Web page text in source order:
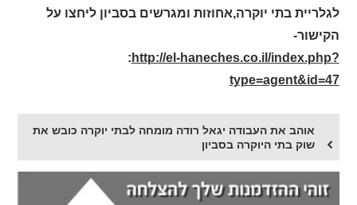
לגלריית בתי יוקרה,אחוזות ומגרשים בסביון ליחצו על
הקישור-
: http://el-haneches.co.il/index.php?
type=agent&id=47
אוהב את העבודה יגאל רודה מומחה לבתי יוקרה כובש את
שוק בתי היוקרה בסביון